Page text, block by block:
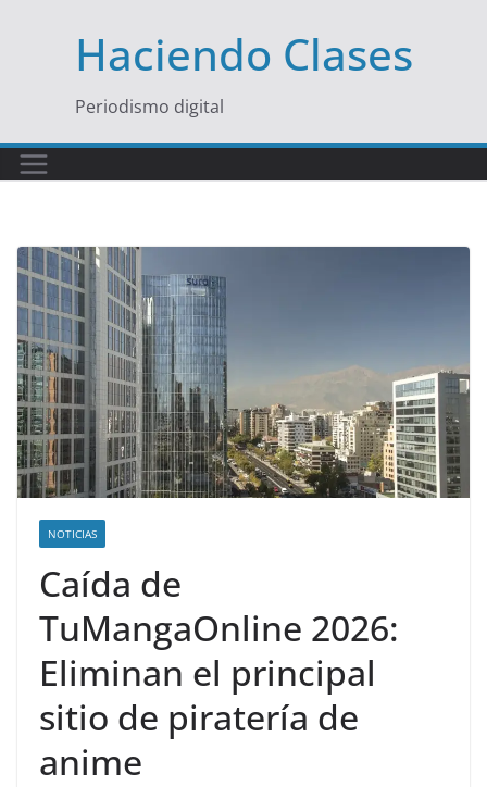
contenidoHaciendo Clases
Periodismo digital
NOTICIAS
Caída de
TuMangaOnline 2026:
Eliminan el principal
sitio de piratería de
anime